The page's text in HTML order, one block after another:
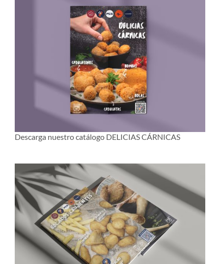
Descarga nuestro catálogo DELICIAS CÁRNICAS